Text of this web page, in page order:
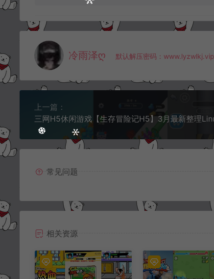
冷雨泽ღ 默认解压密码：www.lyzwlkj.vip
上一篇：
常见问题
相关资源